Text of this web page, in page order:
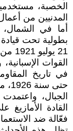
الخصبة،
المدنيين من
أما في
بطولية تحت
21
القوات
في تاريخ
الجبال،
القادة
فعّالة ضد